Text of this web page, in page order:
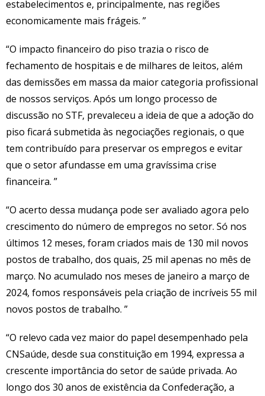
estabelecimentos e, principalmente, nas regiões
economicamente mais frágeis. ”
“O impacto financeiro do piso trazia o risco de
fechamento de hospitais e de milhares de leitos, além
das demissões em massa da maior categoria profissional
de nossos serviços. Após um longo processo de
discussão no STF, prevaleceu a ideia de que a adoção do
piso ficará submetida às negociações regionais, o que
tem contribuído para preservar os empregos e evitar
que o setor afundasse em uma gravíssima crise
financeira. ”
“O acerto dessa mudança pode ser avaliado agora pelo
crescimento do número de empregos no setor. Só nos
últimos 12 meses, foram criados mais de 130 mil novos
postos de trabalho, dos quais, 25 mil apenas no mês de
março. No acumulado nos meses de janeiro a março de
2024, fomos responsáveis pela criação de incríveis 55 mil
novos postos de trabalho. ”
“O relevo cada vez maior do papel desempenhado pela
CNSaúde, desde sua constituição em 1994, expressa a
crescente importância do setor de saúde privada. Ao
longo dos 30 anos de existência da Confederação, a